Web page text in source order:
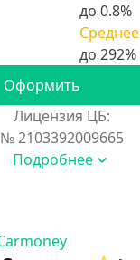
до 0.8%
Среднее
Оформить
Лицензия ЦБ:
№ 2103392009665
Подробнее